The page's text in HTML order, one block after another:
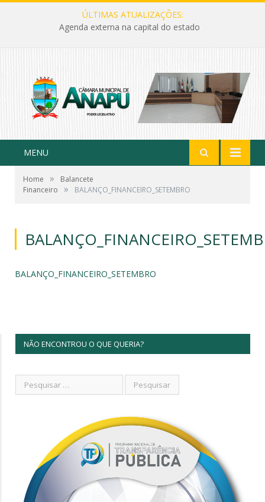
ÚLTIMAS ATUALIZAÇÕES:
Agenda externa na capital do estado
MENU
Home »
Balancete
Financeiro
» BALANÇO_FINANCEIRO_SETEMBRO
BALANÇO_FINANCEIRO_SETEMBRO
NÃO ENCONTROU O QUE QUERIA?